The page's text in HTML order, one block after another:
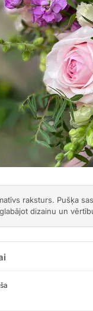
Previous
raksturs. Pušķa
dizainu un